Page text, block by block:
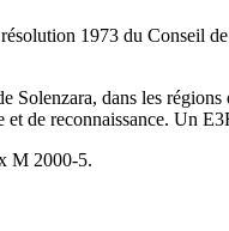
1973 du Conseil
Solenzara, dans les
de reconnaissance. Un
M 2000-5.